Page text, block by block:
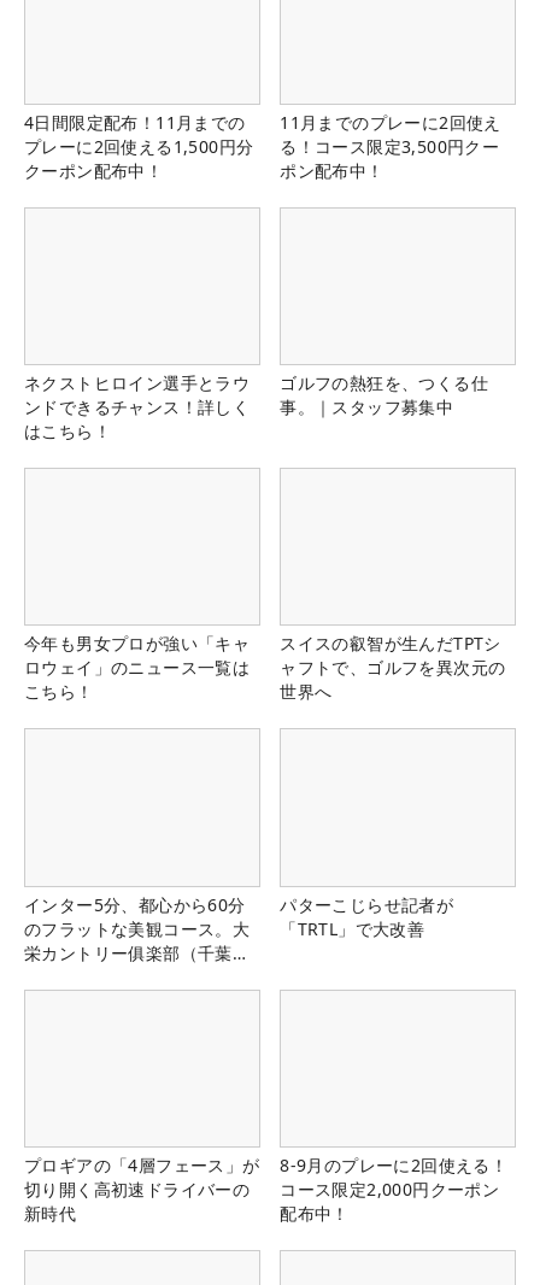
4日間限定配布！11月までの
プレーに2回使える1,500円分
クーポン配布中！
11月までのプレーに2回使え
る！コース限定3,500円クー
ポン配布中！
ネクストヒロイン選手とラウ
ンドできるチャンス！詳しく
はこちら！
ゴルフの熱狂を、つくる仕
事。｜スタッフ募集中
今年も男女プロが強い「キャ
ロウェイ」のニュース一覧は
こちら！
スイスの叡智が生んだTPTシ
ャフトで、ゴルフを異次元の
世界へ
インター5分、都心から60分
のフラットな美観コース。大
栄カントリー俱楽部（千葉
パターこじらせ記者が
「TRTL」で大改善
プロギアの「4層フェース」が
切り開く高初速ドライバーの
新時代
8-9月のプレーに2回使える！
コース限定2,000円クーポン
配布中！